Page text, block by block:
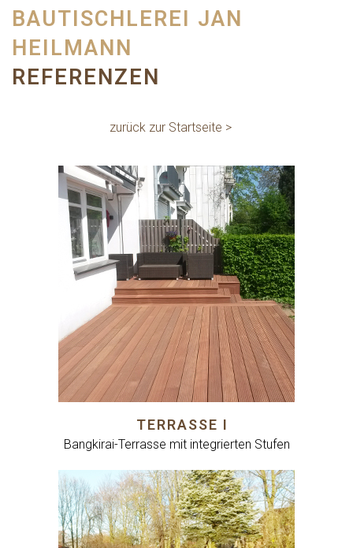
BAUTISCHLEREI JAN
HEILMANN
REFERENZEN
zurück zur Startseite >
TERRASSE I
Bangkirai-Terrasse mit integrierten Stufen